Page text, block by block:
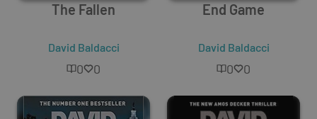
The Fallen
David Baldacci
0 0
End Game
David Baldacci
0 0